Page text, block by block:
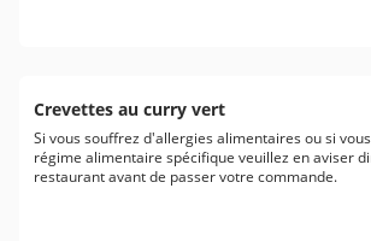
Crevettes au curry vert
Si vous souffrez d'allergies alimentaires ou si
régime alimentaire spécifique veuillez en aviser
restaurant avant de passer votre commande.